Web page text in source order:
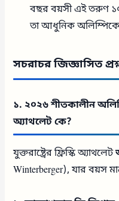
বছর বয়সী এই তরুণ
তা আধুনিক
সচরাচর জিজ্ঞাসিত
১. ২০২৬ শীতকালীন
অ্যাথলেট কে?
যুক্তরাষ্ট্রের ফ্রিস্কি অ্যাথলেট
Winterberger), যার বয়স